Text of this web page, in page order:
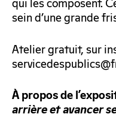
qui les composent.
sein d’une grande
Atelier gratuit, sur
À propos de
arrière et avancer